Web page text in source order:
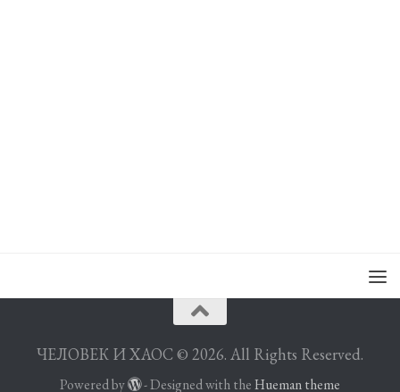
ЧЕЛОВЕК И ХАОС © 2026. All Rights Reserved.
Powered by - Designed with theHueman theme